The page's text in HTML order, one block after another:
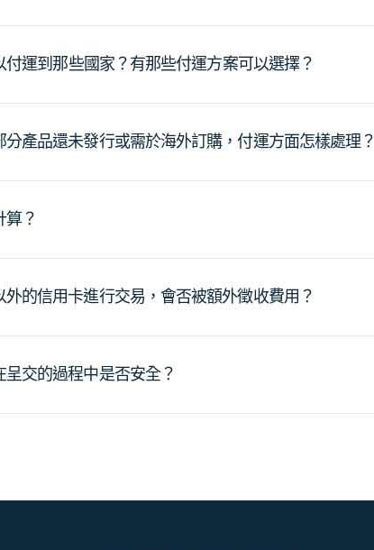
運到那些國家？有那些付運方案可以選擇？
產品還未發行或需於海外訂購，付運方面怎樣處理？
？
的信用卡進行交易，會否被額外徵收費用？
交的過程中是否安全？